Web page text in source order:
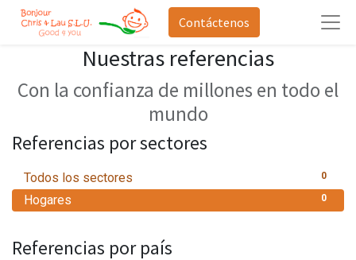
Contáctenos
Nuestras referencias
Con la confianza de millones en todo el
mundo
Referencias por sectores
0
Todos los sectores
0
Hogares
Referencias por país